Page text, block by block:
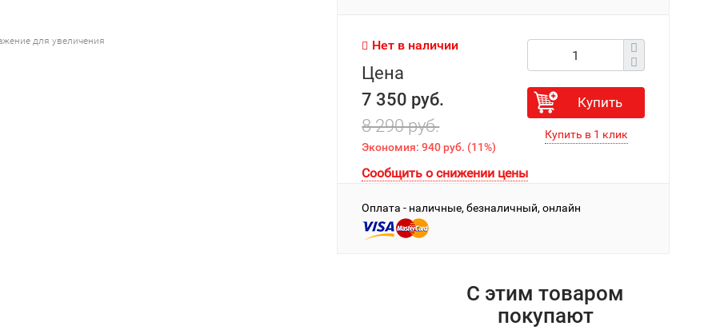
для увеличения Нет в наличии
Цена
7 350 руб.
8 290 руб.
Экономия:940 руб. (11%)
Купить
Сообщить о снижении цены
Оплата - наличные, безналичный, онлайн
С этим товаром
покупают